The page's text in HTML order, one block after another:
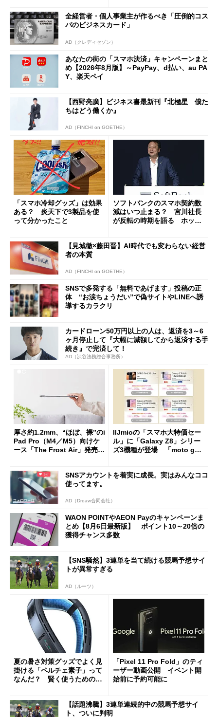
全経営者・個人事業主が作るべき「圧倒的コス
パのビジネスカード」
AD（クレディセゾン）
あなたの街の「スマホ決済」キャンペーンまと
め【2026年8月版】～PayPay、d払い、au PA
Y、楽天ペイ
【西野亮廣】ビジネス書最新刊『北極星 僕た
ちはどう働くか』
AD（FINCHI on GOETHE）
「スマホ冷却グッズ」は効果
ある？ 炎天下で3製品を使
って分かったこと
ソフトバンクのスマホ契約数
減はいつ止まる？ 宮川社長
が反転の時期を語る ホッピ
【見城徹×藤田晋】AI時代でも変わらない経営
者の本質
AD（FINCHI on GOETHE）
SNSで多発する「無料であげます」投稿の正
体 “お涙ちょうだい”で偽サイトやLINEへ誘
導するカラクリ
カードローン50万円以上の人は、返済を3～6
ヶ月停止して『大幅に減額してから返済する手
続き』で完済して！
AD（渋谷法務総合事務所）
厚さ約1.2mm、“ほぼ、裸”のi
Pad Pro（M4／M5）向けケ
ース「The Frost Air」発売
IIJmioの「スマホ大特価セー
ル」に「Galaxy Z8」シリー
ズ3機種が登場 「moto g37
SNSアカウントを着実に成長。実はみんなココ
使ってます。
AD（Dreaw合同会社）
WAON POINTやAEON Payのキャンペーンま
とめ【8月6日最新版】 ポイント10～20倍の
獲得チャンス多数
【SNS騒然】3連単を当て続ける競馬予想サイ
トが異常すぎる
AD（ルーツ）
夏の暑さ対策グッズでよく見
掛ける「ペルチェ素子」って
なんだ？ 賢く使うための注
「Pixel 11 Pro Fold」のティ
ーザー動画公開 イベント開
始前に予約可能に
【話題沸騰】3連単連続的中の競馬予想サイ
ト、ついに判明